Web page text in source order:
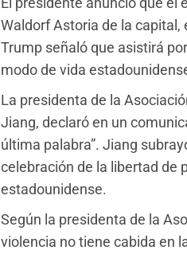
Waldorf Astoria de la capital,
Trump señaló que asistirá
modo de vida
La presidenta de la
Jiang, declaró en un
última palabra”. Jiang
celebración de la libertad de
estadounidense.
Según la presidenta de la
violencia no tiene cabida en